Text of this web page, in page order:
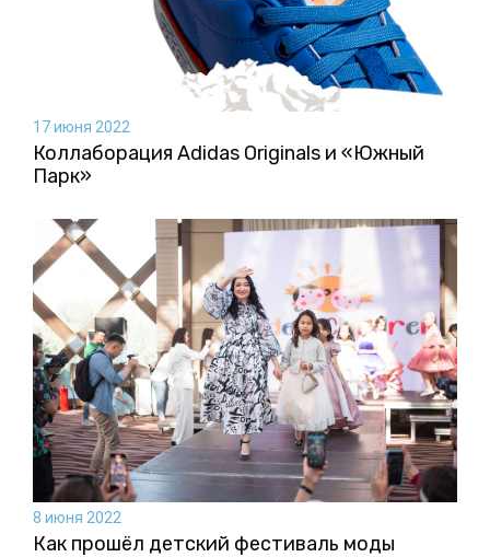
17 июня 2022
Коллаборация Аdidas Originals и «Южный
Парк»
8 июня 2022
Как прошёл детский фестиваль моды